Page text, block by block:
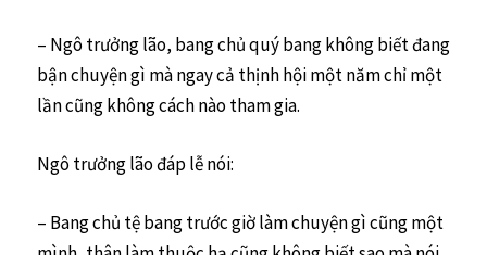
– Ngô trưởng lão, bang chủ quý bang không biết đang
bận chuyện gì mà ngay cả thịnh hội một năm chỉ một
lần cũng không cách nào tham gia.
Ngô trưởng lão đáp lễ nói:
– Bang chủ tệ bang trước giờ làm chuyện gì cũng một